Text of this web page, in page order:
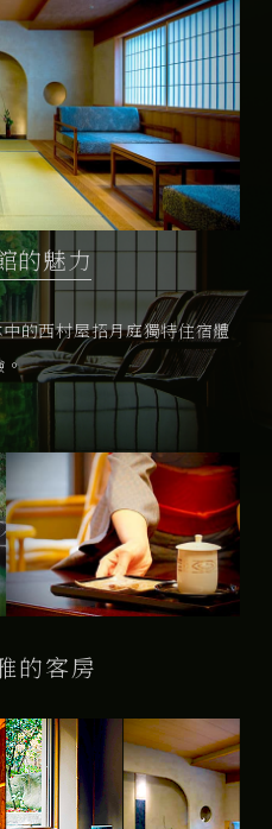
的魅力
的西村屋招月庭獨特住宿體
。
的客房